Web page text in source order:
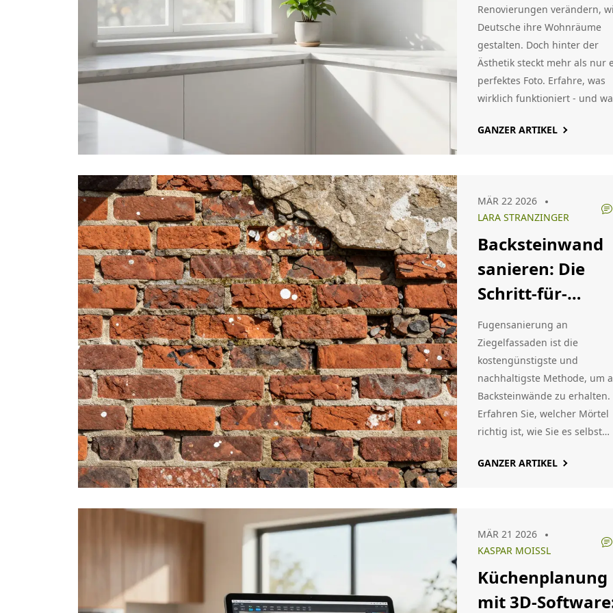
im Eigenheim -
Was wirklich
funktioniert
Renovierungen verändern,
Deutsche ihre Wohnräume
gestalten. Doch hinter der
Ästhetik steckt mehr als nur
perfektes Foto. Erfahre, was
wirklich funktioniert - und
GANZER ARTIKEL
MÄR 22 2026
LARA STRANZINGER
Backsteinwand
sanieren: Die
Schritt-für-
Schritt-Anleitung
zur
Fugensanierung
an der
Ziegelfassade
Fugensanierung an
Ziegelfassaden ist die
kostengünstigste und
nachhaltigste Methode, um
Backsteinwände zu erhalten.
Erfahren Sie, welcher Mörtel
richtig ist, wie Sie es selbst
viele Sanierungen scheitern.
GANZER ARTIKEL
MÄR 21 2026
KASPAR MOISSL
Küchenplanung
mit 3D-